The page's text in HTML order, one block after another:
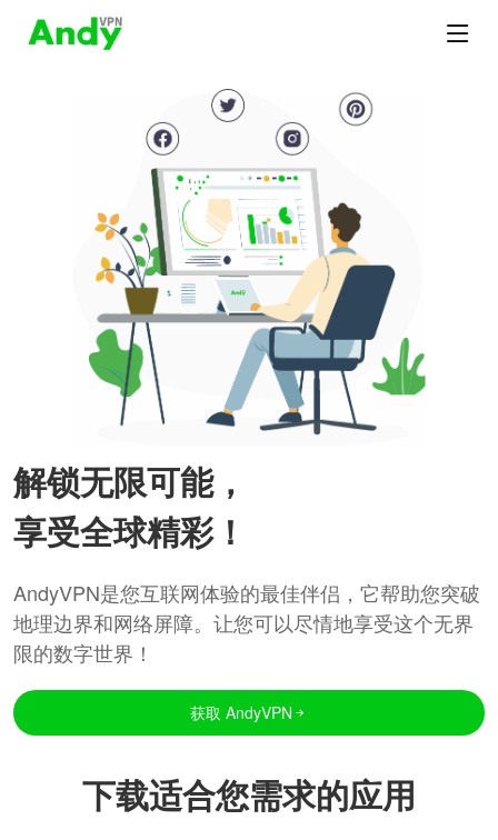
解锁无限可能，
享受全球精彩！
AndyVPN是您互联网体验的最佳伴侣，它帮助您突破
地理边界和网络屏障。让您可以尽情地享受这个无界
限的数字世界！
获取 AndyVPN
下载适合您需求的应用